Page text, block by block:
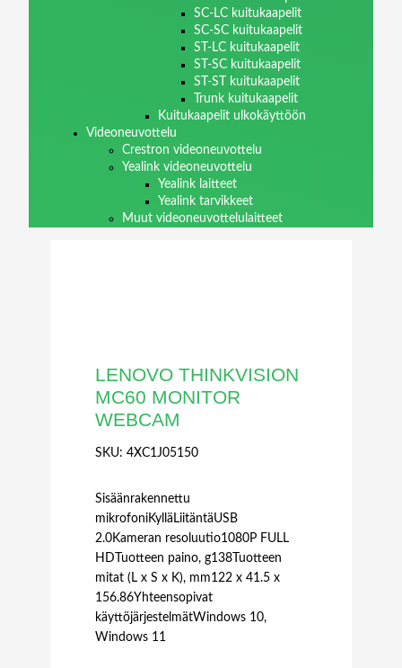
SC-LC kuitukaapelit
SC-SC kuitukaapelit
ST-LC kuitukaapelit
ST-SC kuitukaapelit
ST-ST kuitukaapelit
Trunk kuitukaapelit
Kuitukaapelit ulkokäyttöön
Videoneuvottelu
Crestron videoneuvottelu
Yealink videoneuvottelu
Yealink laitteet
Yealink tarvikkeet
Muut videoneuvottelulaitteet
LENOVO THINKVISION
MC60 MONITOR
WEBCAM
SKU: 4XC1J05150
Sisäänrakennettu
mikrofoniKylläLiitäntäUSB
2.0Kameran resoluutio1080P FULL
HDTuotteen paino, g138Tuotteen
mitat (L x S x K), mm122 x 41.5 x
156.86Yhteensopivat
käyttöjärjestelmätWindows 10,
Windows 11